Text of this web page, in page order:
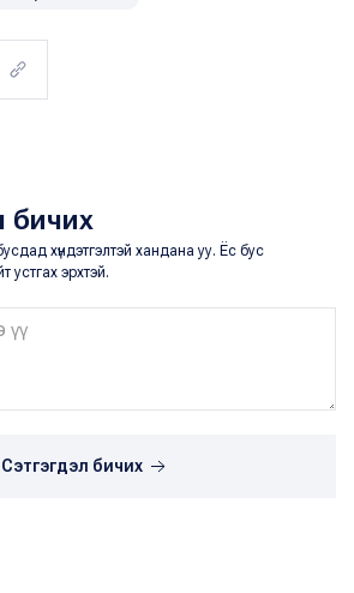
бичих
хүндэтгэлтэй хандана уу. Ёс бус
устгах эрхтэй.
Сэтгэгдэл бичих